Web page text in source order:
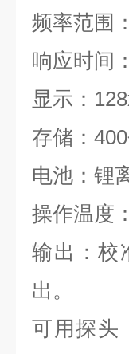
频率范围
响应时间
显示：
存储：
电池：锂
操作温度
输出：校
出。
可用探头